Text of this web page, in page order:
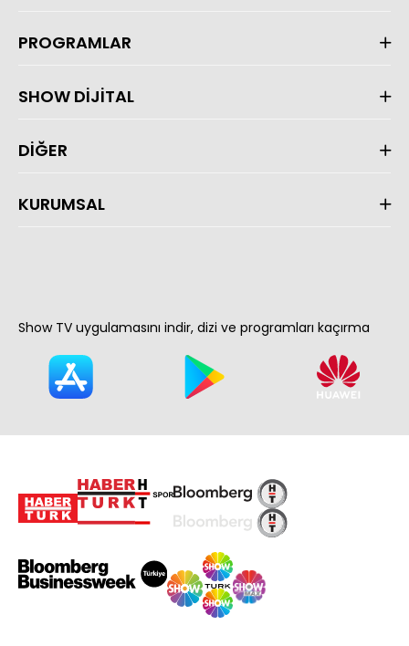
PROGRAMLAR
SHOW DİJİTAL
DİĞER
KURUMSAL
Show TV uygulamasını indir, dizi ve programları kaçırma